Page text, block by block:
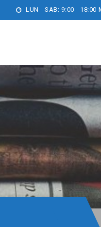
LUN - SAB: 9:00 - 18:00